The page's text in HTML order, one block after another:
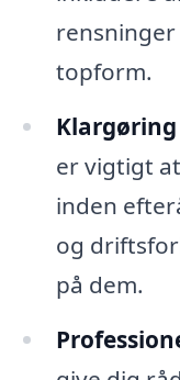
topform.
er vigtigt
inden
og
på dem.